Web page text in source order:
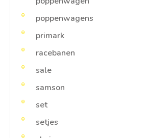
poppenwagens
primark
racebanen
sale
samson
set
setjes